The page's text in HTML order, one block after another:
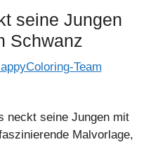
seine Jungen
Schwanz
Team
neckt seine Jungen mit
Malvorlage,